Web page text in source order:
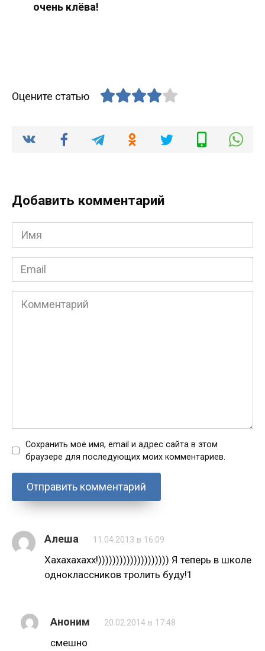
очень клёва!
Оцените статью
Добавить комментарий
Имя
*
Email
*
Комментарий
Сохранить моё имя, email и адрес сайта в этом
браузере для последующих моих комментариев.
Алеша 11.04.2013 в 16:09
Хахахахахх!)))))))))))))))))))) Я теперь в школе
одноклассников тролить буду!1
Аноним 20.02.2014 в 17:48
смешно